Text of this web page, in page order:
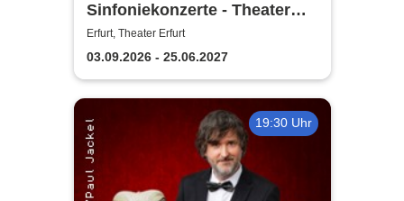
Sinfoniekonzerte - Theater
Erfurt
Erfurt, Theater Erfurt
03.09.2026 - 25.06.2027
19:30 Uhr